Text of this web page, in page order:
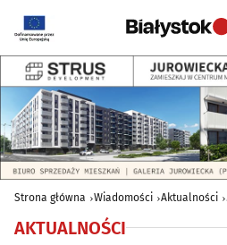
Strona główna Wiadomości Aktualności
AKTUALNOŚCI